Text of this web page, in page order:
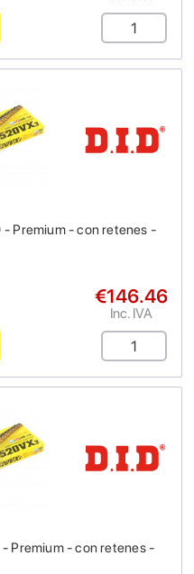
- Premium - con retenes -
€146.46
Inc. IVA
Premium - con retenes -